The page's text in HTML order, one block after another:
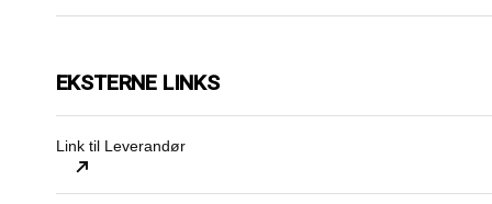
EKSTERNE LINKS
Link til Leverandør